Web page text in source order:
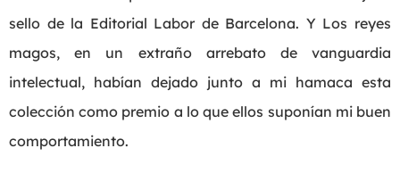
sello de la Editorial Labor de Barcelona. Y Los reyes
magos, en un extraño arrebato de vanguardia
intelectual, habían dejado junto a mi hamaca esta
colección como premio a lo que ellos suponían mi buen
comportamiento.